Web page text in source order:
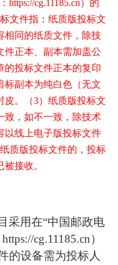
cg.11185.cn）的
文件指：纸质版投标文
相同的纸质文件，除技
件正本、副本需加盖公
的投标文件正本的复印
标副本为纯白色（无文
皮。（3）纸质版投标文
致，如不一致，除技术
以线上电子版投标文件
质版投标文件的，投标
接收。
采用在“中国邮政电
cg.11185.cn）
的设备需为投标人